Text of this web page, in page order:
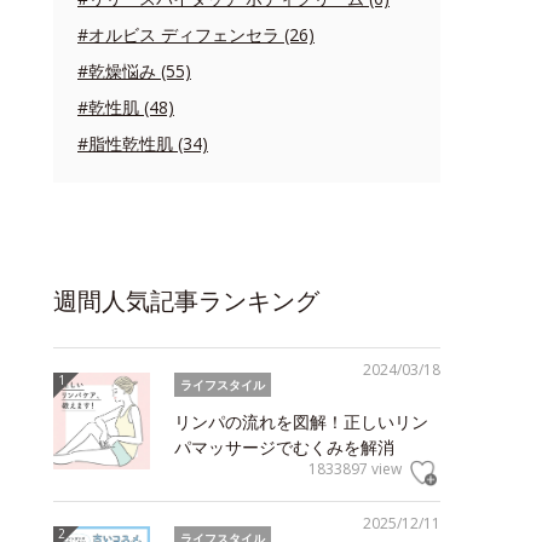
#オルビス ディフェンセラ (26)
#乾燥悩み (55)
#乾性肌 (48)
#脂性乾性肌 (34)
週間人気記事ランキング
2024/03/18
ライフスタイル
リンパの流れを図解！正しいリン
パマッサージでむくみを解消
1833897 view
2025/12/11
ライフスタイル